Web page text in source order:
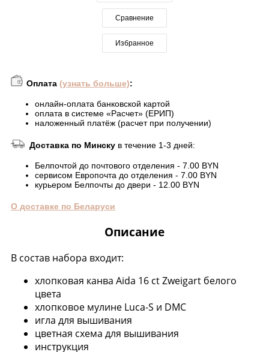
Сравнение
Избранное
Оплата (узнать больше):
онлайн-оплата банковской картой
оплата в системе «Расчет» (ЕРИП)
наложенный платёж (расчет при получении)
Доставка по Минску в течение 1-3 дней:
Белпочтой до почтового отделения - 7.00 BYN
сервисом Европочта до отделения - 7.00 BYN
курьером Белпочты до двери - 12.00 BYN
О доставке по Беларуси
Описание
В состав набора входит:
хлопковая канва Aida 16 ct Zweigart белого
цвета
хлопковое мулине Luca-S и DMC
игла для вышивания
цветная схема для вышивания
инструкция